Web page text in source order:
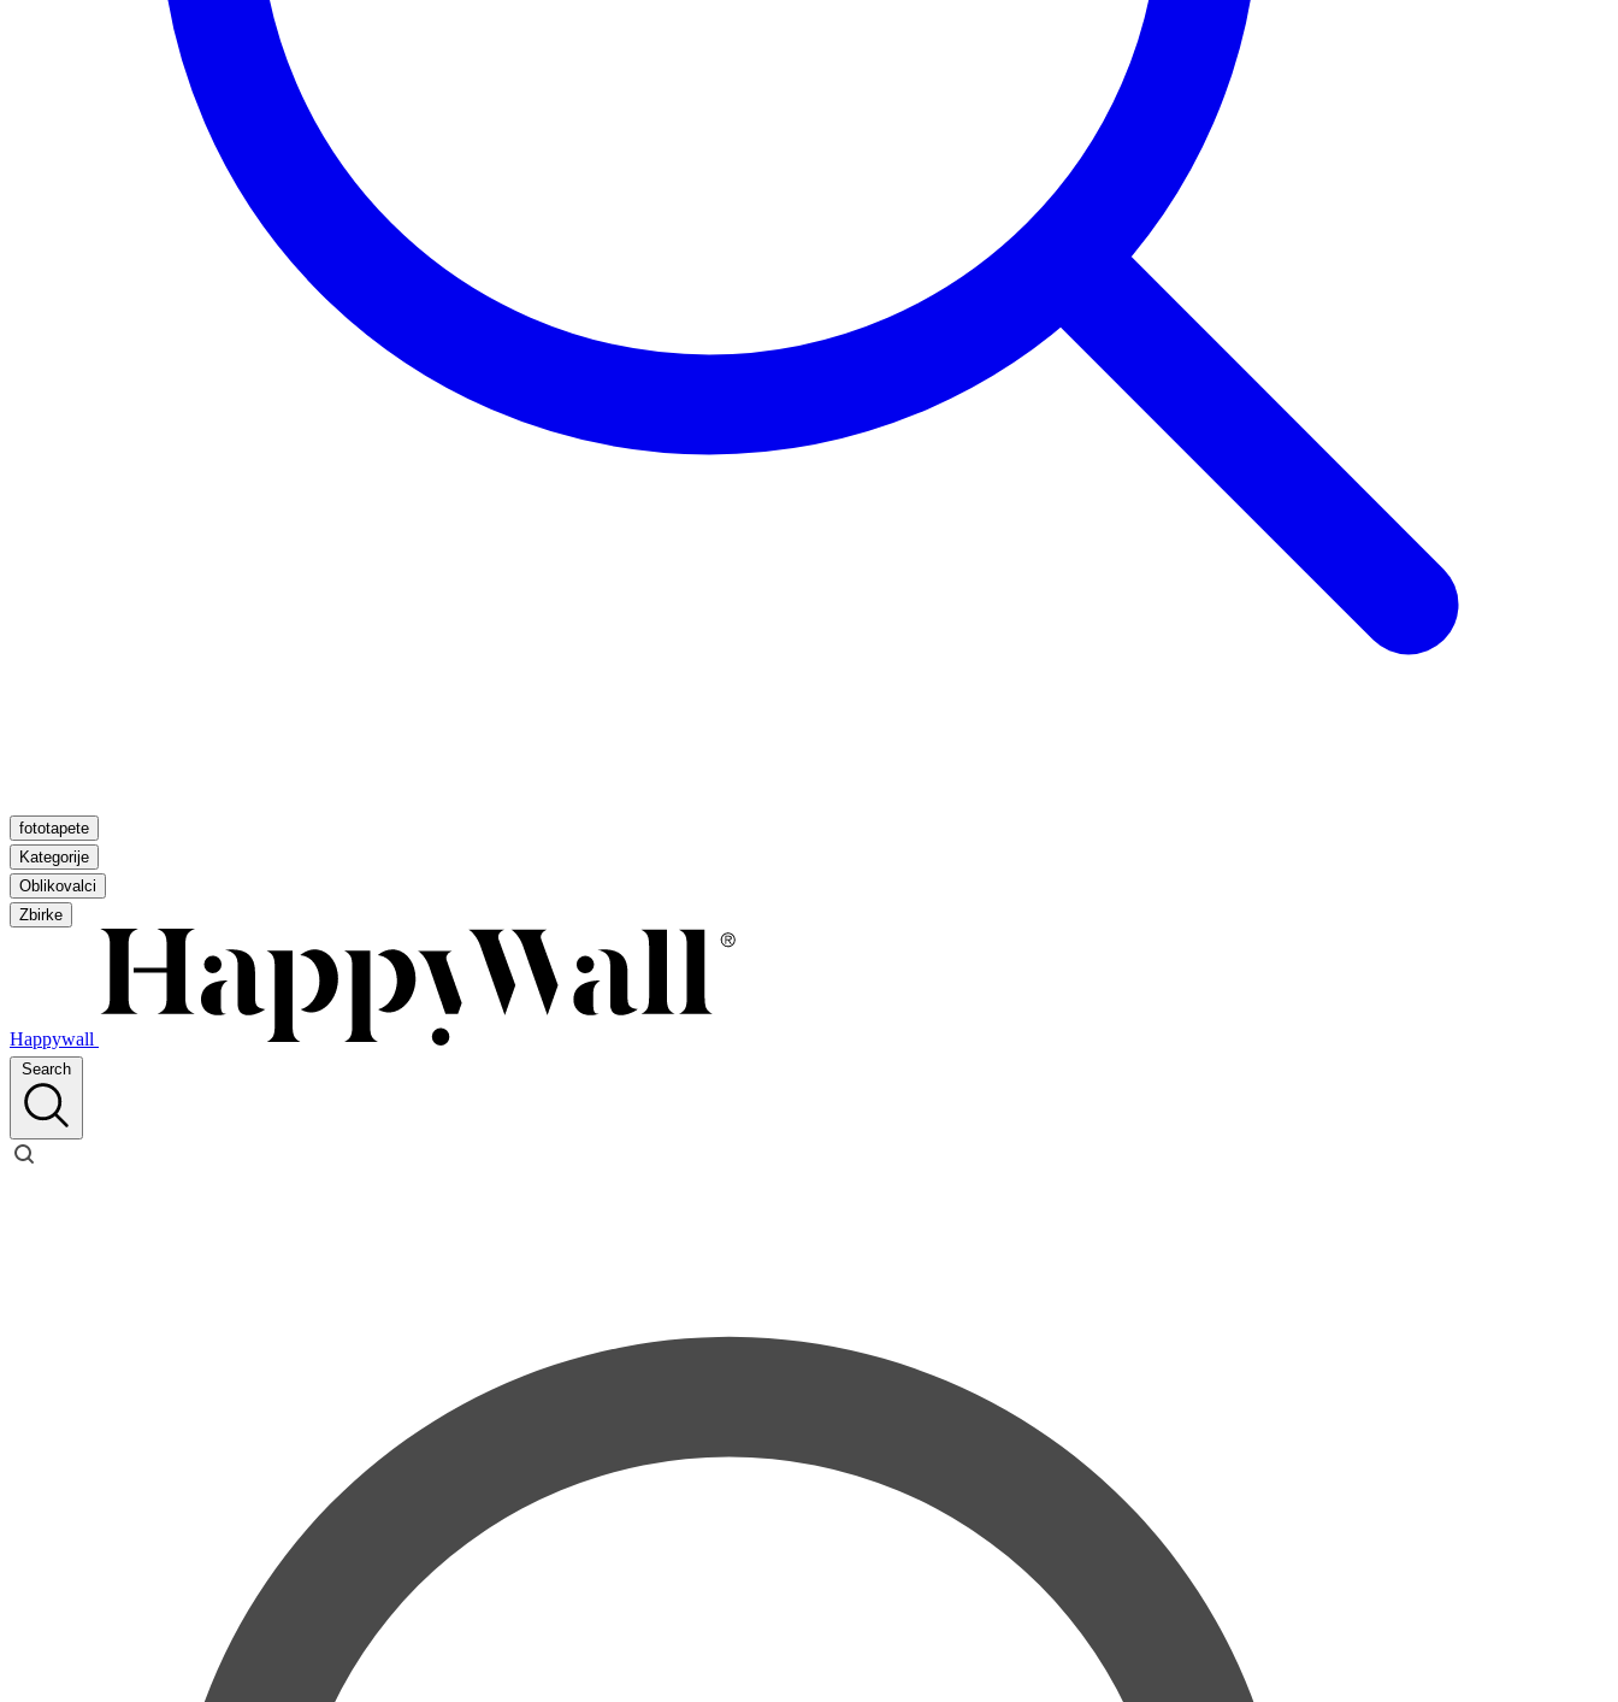
fototapete
Kategorije
Oblikovalci
Zbirke
Happywall
Search